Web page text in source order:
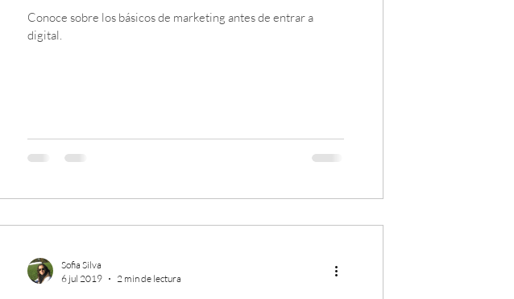
Conoce sobre los básicos de marketing antes de entrar a
digital.
Sofia Silva
6 jul 2019
2 min de lectura